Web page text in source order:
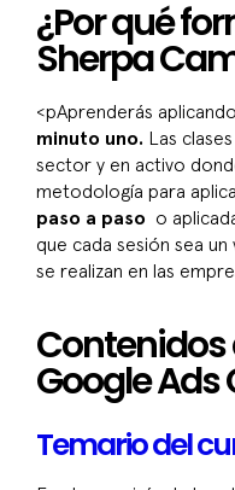
¿Por qué
Sherpa
<pAprenderás
minuto uno.
Las
sector y en activo
metodología para
paso a paso o
que cada sesión sea
se realizan en las
Contenidos
Google Ads
Temario del